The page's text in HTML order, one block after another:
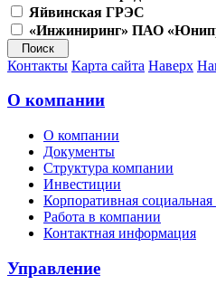
Яйвинская ГРЭС
«Инжиниринг» ПАО
Контакты Карта сайта Наверх
О компании
О компании
Документы
Структура компании
Инвестиции
Корпоративная социальная
Работа в компании
Контактная информация
Управление